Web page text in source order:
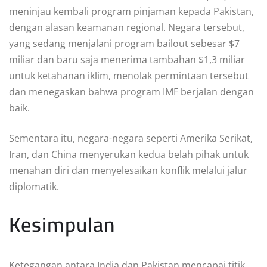
meninjau kembali program pinjaman kepada Pakistan,
dengan alasan keamanan regional. Negara tersebut,
yang sedang menjalani program bailout sebesar $7
miliar dan baru saja menerima tambahan $1,3 miliar
untuk ketahanan iklim, menolak permintaan tersebut
dan menegaskan bahwa program IMF berjalan dengan
baik.
Sementara itu, negara-negara seperti Amerika Serikat,
Iran, dan China menyerukan kedua belah pihak untuk
menahan diri dan menyelesaikan konflik melalui jalur
diplomatik.
Kesimpulan